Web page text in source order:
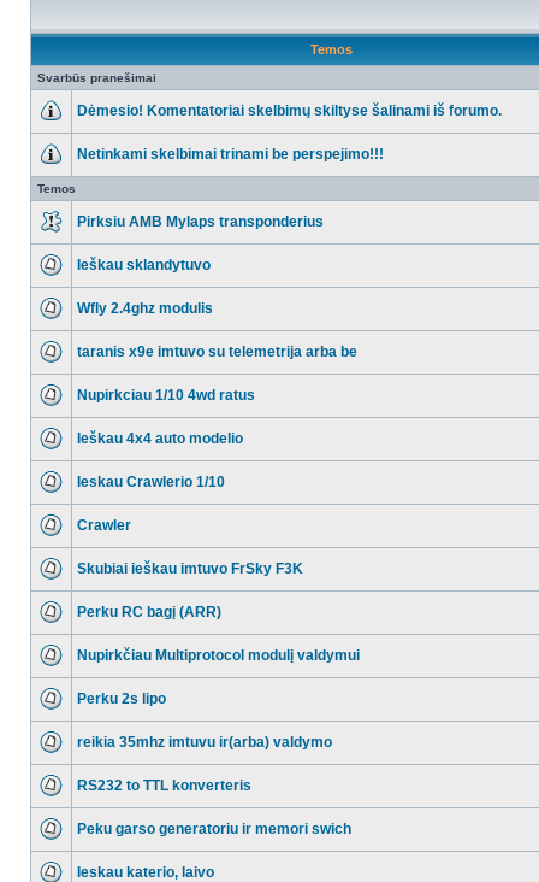
Temos
Svarbūs pranešimai
Dėmesio! Komentatoriai skelbimų skiltyse šalinami iš forumo.
Netinkami skelbimai trinami be perspejimo!!!
Temos
Pirksiu AMB Mylaps transponderius
Ieškau sklandytuvo
Wfly 2.4ghz modulis
taranis x9e imtuvo su telemetrija arba be
Nupirkciau 1/10 4wd ratus
Ieškau 4x4 auto modelio
Ieskau Crawlerio 1/10
Crawler
Skubiai ieškau imtuvo FrSky F3K
Perku RC bagį (ARR)
Nupirkčiau Multiprotocol modulį valdymui
Perku 2s lipo
reikia 35mhz imtuvu ir(arba) valdymo
RS232 to TTL konverteris
Peku garso generatoriu ir memori swich
Ieskau katerio, laivo